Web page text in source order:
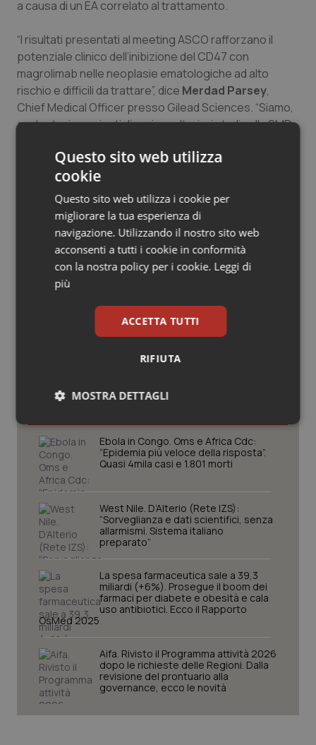
Sangue & coagulazione
Tiroide
Tumore al seno
Tumore ovarico
Tumori del Polmone & Testa Collo
Tumori gastrointestinali
Ulcera & Reflusso
a causa di un EA correlato al trattamento.
“I risultati presentati al meeting ASCO rafforzano il
potenziale clinico dell’inibizione del CD47 con
magrolimab nelle neoplasie ematologiche ad alto
rischio e difficili da trattare”, dice Merdad Parsey,
Chief Medical Officer presso Gilead Sciences. “Siamo,
pertanto, impazienti di avviare ulteriori studi sulla SMD
significativo passo avanti in questo importante
percorso nel campo dell’immunoterapia oncologica di
ultima generazione”.
01 Giugno 2020
© Riproduzione riservata
Scienza e Farmaci
Ebola in Congo. Oms e Africa Cdc:
“Epidemia più veloce della risposta”.
Quasi 4mila casi e 1.801 morti
West Nile. D’Alterio (Rete IZS):
“Sorveglianza e dati scientifici, senza
allarmismi. Sistema italiano
preparato”
La spesa farmaceutica sale a 39,3
miliardi (+6%). Prosegue il boom dei
farmaci per diabete e obesità e cala
uso antibiotici. Ecco il Rapporto
OsMed 2025
Aifa. Rivisto il Programma attività 2026
dopo le richieste delle Regioni. Dalla
revisione del prontuario alla
governance, ecco le novità
Questo sito web utilizza
cookie
Questo sito web utilizza i cookie per
migliorare la tua esperienza di
navigazione. Utilizzando il nostro sito web
acconsenti a tutti i cookie in conformità
con la nostra policy per i cookie. Leggi di
più
ACCETTA TUTTI
RIFIUTA
MOSTRA DETTAGLI
Necessari Statistici Marketing
Necessari Statistici Marketing
I cookie necessari contribuiscono a rendere fruibile il
sito web abilitandone funzionalità di base quali la
navigazione sulle pagine e l'accesso alle aree
protette del sito. Il sito web non è in grado di
funzionare correttamente senza questi cookie.
Nome
Fornitore
VISITOR_PRIVACY_METADATA
YouTube
.youtube.com